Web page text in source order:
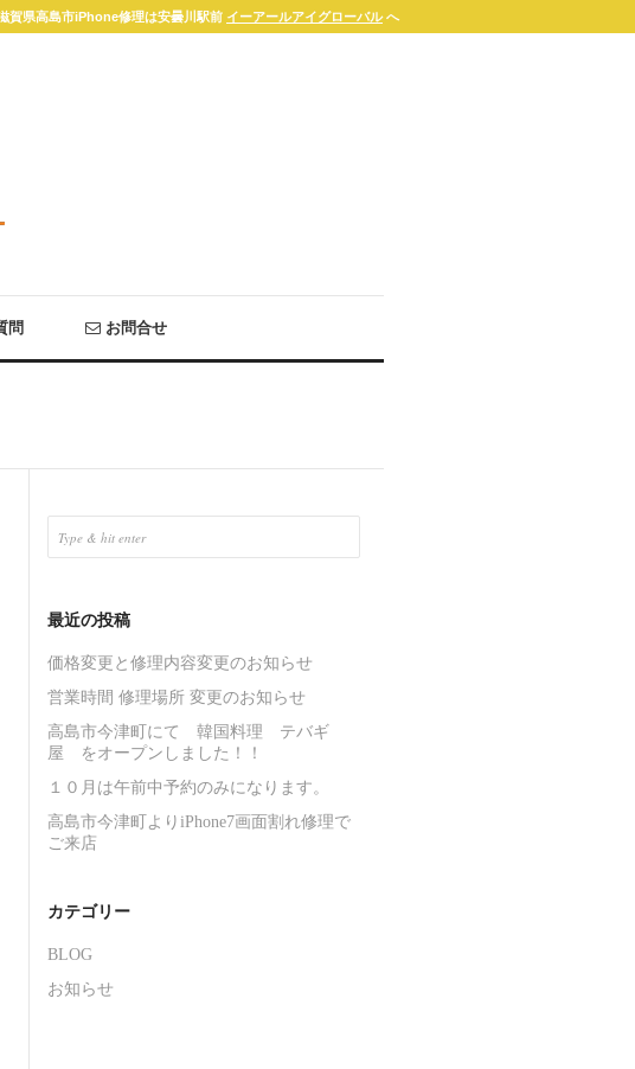
賀県高島市iPhone修理は安曇川駅前 イーアールアイグローバル へ
問 お問合せ
最近の投稿
価格変更と修理内容変更のお知らせ
営業時間 修理場所 変更のお知らせ
高島市今津町にて 韓国料理 テバギ
屋 をオープンしました！！
１０月は午前中予約のみになります。
高島市今津町よりiPhone7画面割れ修理で
ご来店
カテゴリー
BLOG
お知らせ